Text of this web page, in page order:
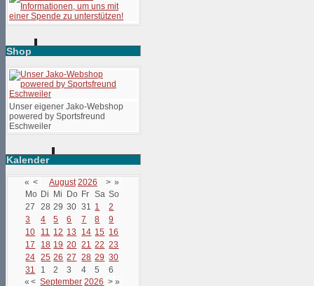
Shop
Unser eigener Jako-Webshop
powered by Sportsfreund
Eschweiler
Kalender
« < August 2026 > »
Mo Di Mi Do Fr Sa So
27
28 29 30 31 1
2
3
4 5 6 7 8
9
10
11 12 13 14 15 16
17
18 19 20 21 22 23
24 25 26 27 28 29 30
31
1 2 3 4 5
6
« < September 2026 > »